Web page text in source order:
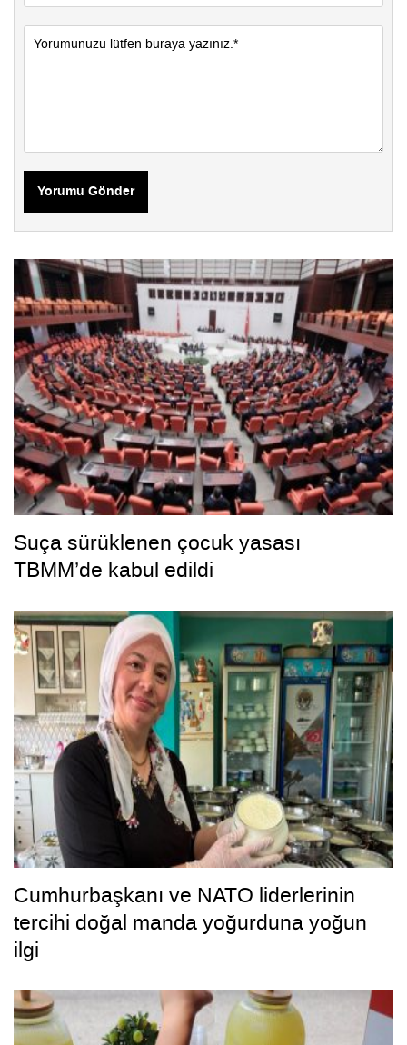
Yorumu Gönder
Suça sürüklenen çocuk yasası
TBMM’de kabul edildi
Cumhurbaşkanı ve NATO liderlerinin
tercihi doğal manda yoğurduna yoğun
ilgi